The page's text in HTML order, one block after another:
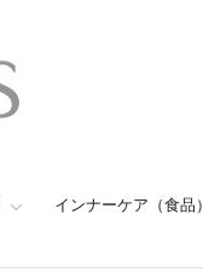
インナーケア（食品）